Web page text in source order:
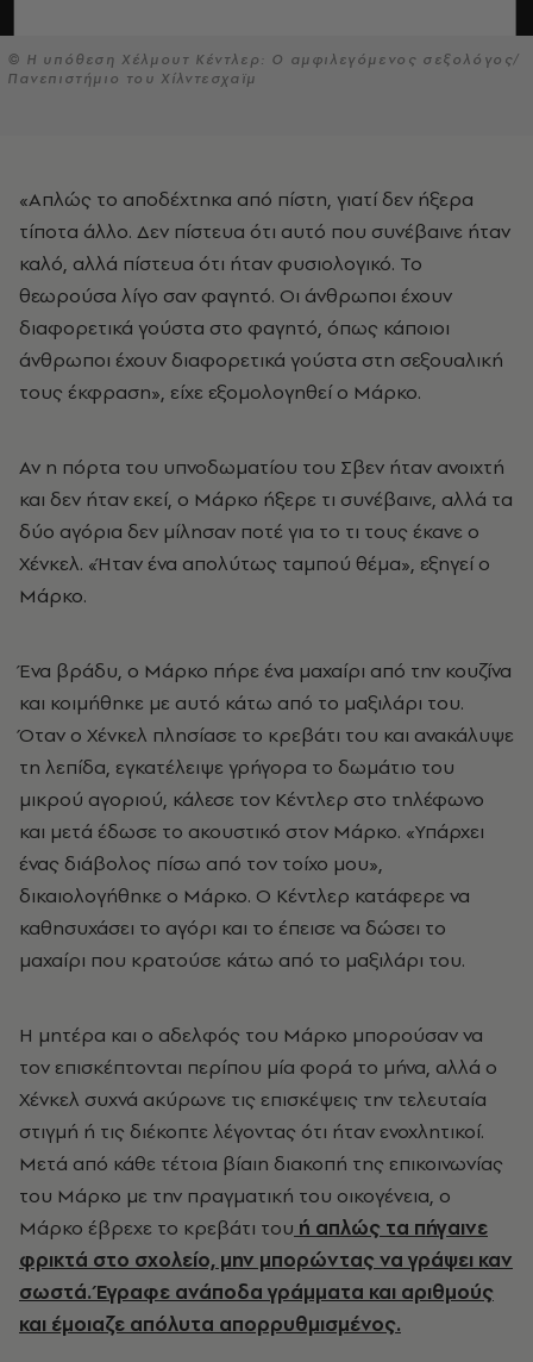
© Η υπόθεση Χέλμουτ Κέντλερ: Ο αμφιλεγόμενος σεξολόγος/
Πανεπιστήμιο του Χίλντεσχαϊμ
«Απλώς το αποδέχτηκα από πίστη, γιατί δεν ήξερα
τίποτα άλλο. Δεν πίστευα ότι αυτό που συνέβαινε ήταν
καλό, αλλά πίστευα ότι ήταν φυσιολογικό. Το
θεωρούσα λίγο σαν φαγητό. Οι άνθρωποι έχουν
διαφορετικά γούστα στο φαγητό, όπως κάποιοι
άνθρωποι έχουν διαφορετικά γούστα στη σεξουαλική
τους έκφραση», είχε εξομολογηθεί ο Μάρκο.
Αν η πόρτα του υπνοδωματίου του Σβεν ήταν ανοιχτή
και δεν ήταν εκεί, ο Μάρκο ήξερε τι συνέβαινε, αλλά τα
δύο αγόρια δεν μίλησαν ποτέ για το τι τους έκανε ο
Χένκελ. «Ήταν ένα απολύτως ταμπού θέμα», εξηγεί ο
Μάρκο.
Ένα βράδυ, ο Μάρκο πήρε ένα μαχαίρι από την κουζίνα
και κοιμήθηκε με αυτό κάτω από το μαξιλάρι του.
Όταν ο Χένκελ πλησίασε το κρεβάτι του και ανακάλυψε
τη λεπίδα, εγκατέλειψε γρήγορα το δωμάτιο του
μικρού αγοριού, κάλεσε τον Κέντλερ στο τηλέφωνο
και μετά έδωσε το ακουστικό στον Μάρκο. «Υπάρχει
ένας διάβολος πίσω από τον τοίχο μου»,
δικαιολογήθηκε ο Μάρκο. Ο Κέντλερ κατάφερε να
καθησυχάσει το αγόρι και το έπεισε να δώσει το
μαχαίρι που κρατούσε κάτω από το μαξιλάρι του.
Η μητέρα και ο αδελφός του Μάρκο μπορούσαν να
τον επισκέπτονται περίπου μία φορά το μήνα, αλλά ο
Χένκελ συχνά ακύρωνε τις επισκέψεις την τελευταία
στιγμή ή τις διέκοπτε λέγοντας ότι ήταν ενοχλητικοί.
Μετά από κάθε τέτοια βίαιη διακοπή της επικοινωνίας
του Μάρκο με την πραγματική του οικογένεια, ο
Μάρκο έβρεχε το κρεβάτι του ή απλώς τα πήγαινε
φρικτά στο σχολείο, μην μπορώντας να γράψει καν
σωστά. Έγραφε ανάποδα γράμματα και αριθμούς
και έμοιαζε απόλυτα απορρυθμισμένος.